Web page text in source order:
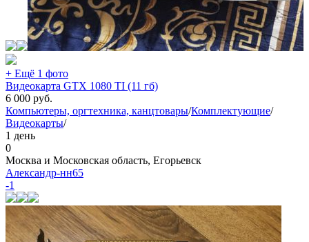
+ Ещё 1 фото
Видеокарта GTX 1080 TI (11 гб)
6 000 руб.
Компьютеры, оргтехника, канцтовары/Комплектующие/
Видеокарты/
1 день
0
Москва и Московская область, Егорьевск
Александр-нн65
-1